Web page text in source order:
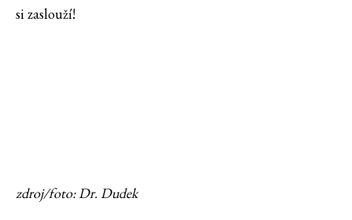
si zaslouží!
zdroj/foto: Dr. Dudek